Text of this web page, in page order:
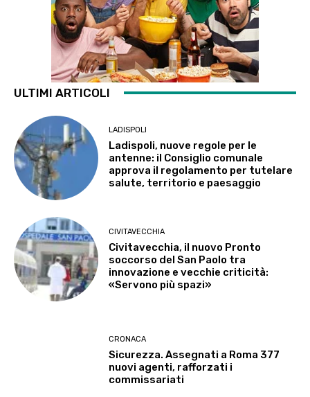
ULTIMI ARTICOLI
LADISPOLI
Ladispoli, nuove regole per le
antenne: il Consiglio comunale
approva il regolamento per tutelare
salute, territorio e paesaggio
CIVITAVECCHIA
Civitavecchia, il nuovo Pronto
soccorso del San Paolo tra
innovazione e vecchie criticità:
«Servono più spazi»
CRONACA
Sicurezza. Assegnati a Roma 377
nuovi agenti, rafforzati i
commissariati